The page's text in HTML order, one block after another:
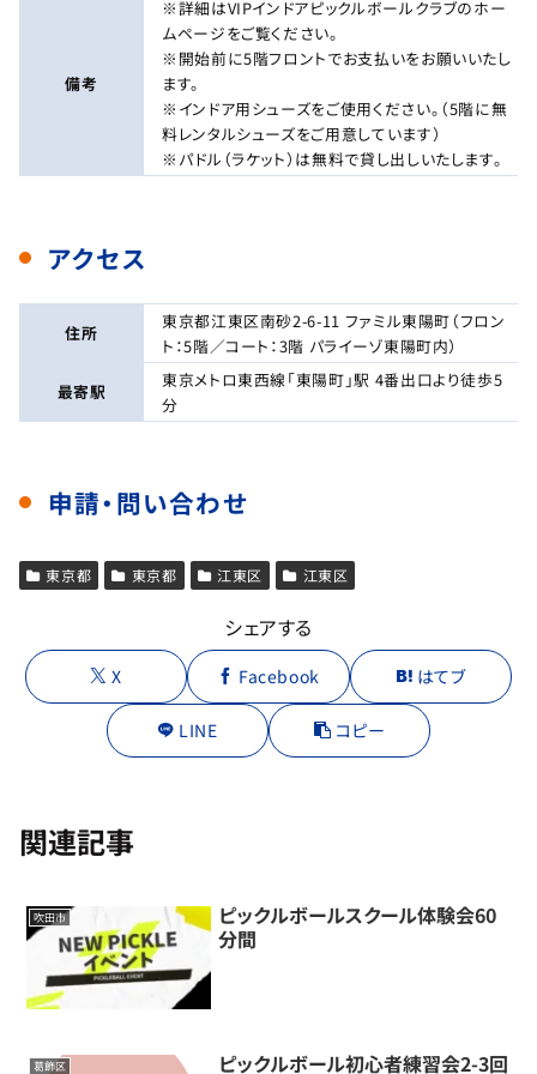
備考
※詳細はVIPインドアピックルボールクラブのホー
ムページをご覧ください。
※開始前に5階フロントでお支払いをお願いいたし
ます。
※インドア用シューズをご使用ください。（5階に無
料レンタルシューズをご用意しています）
※パドル（ラケット）は無料で貸し出しいたします。
アクセス
住所
東京都江東区南砂2-6-11 ファミル東陽町（フロン
ト：5階／コート：3階 パライーゾ東陽町内）
最寄駅
東京メトロ東西線「東陽町」駅 4番出口より徒歩5
分
申請・問い合わせ
東京都 東京都 江東区 江東区
シェアする
X Facebook はてブ
LINE コピー
関連記事
吹田市
ピックルボールスクール体験会60
分間
葛飾区
ピックルボール初心者練習会2-3回